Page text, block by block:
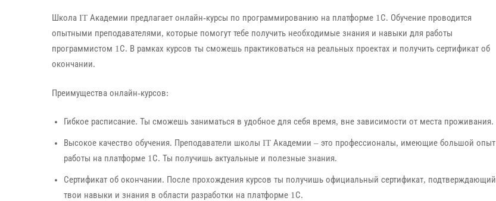
Школа IT Академии предлагает онлайн-курсы по программированию на платформе 1С. Обучение проводится
опытными преподавателями, которые помогут тебе получить необходимые знания и навыки для работы
программистом 1С. В рамках курсов ты сможешь практиковаться на реальных проектах и получить сертификат об
окончании.
Преимущества онлайн-курсов:
Гибкое расписание. Ты сможешь заниматься в удобное для себя время, вне зависимости от места проживания.
Высокое качество обучения. Преподаватели школы IT Академии – это профессионалы, имеющие большой опыт
работы на платформе 1С. Ты получишь актуальные и полезные знания.
Сертификат об окончании. После прохождения курсов ты получишь официальный сертификат, подтверждающий
твои навыки и знания в области разработки на платформе 1С.